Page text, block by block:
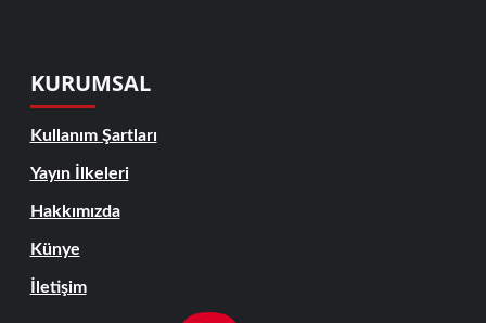
KURUMSAL
Kullanım Şartları
Yayın İlkeleri
Hakkımızda
Künye
İletişim